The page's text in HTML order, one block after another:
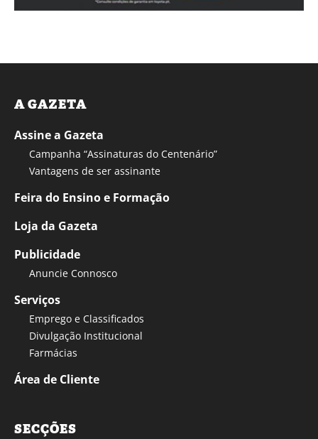
A GAZETA
Assine a Gazeta
Campanha “Assinaturas do Centenário”
Vantagens de ser assinante
Feira do Ensino e Formação
Loja da Gazeta
Publicidade
Anuncie Connosco
Serviços
Emprego e Classificados
Divulgação Institucional
Farmácias
Área de Cliente
SECÇÕES